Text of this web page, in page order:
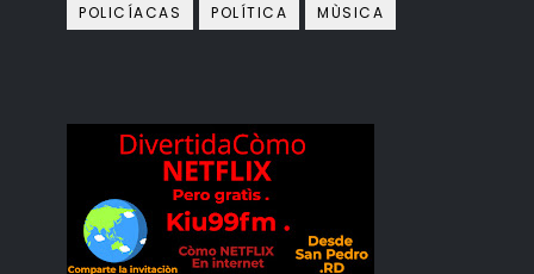
POLICÍACAS
POLÍTICA MÙSICA